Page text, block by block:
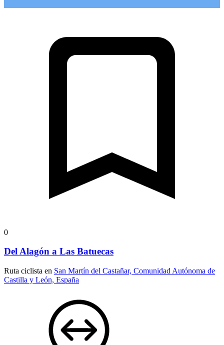
0
Del Alagón a Las Batuecas
Ruta ciclista en San Martín del Castañar, Comunidad Autónoma de
Castilla y León, España